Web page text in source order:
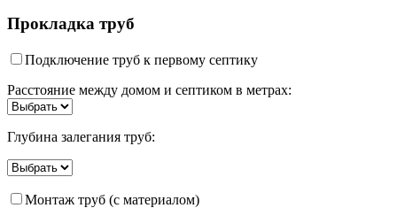
Прокладка труб
Подключение труб к первому септику
Расстояние между домом и септиком в метрах:
Глубина залегания труб:
Монтаж труб (с материалом)